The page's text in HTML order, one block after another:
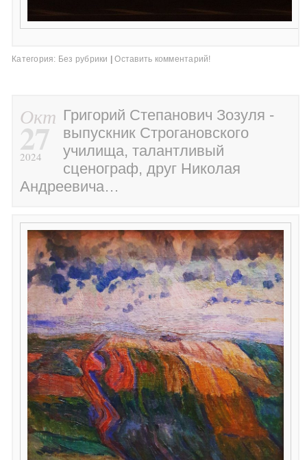
Категория: Без рубрики Оставить комментарий!
Окт
27
2024
Григорий Степанович Зозуля -
выпускник Строгановского
училища, талантливый
сценограф, друг Николая
Андреевича…